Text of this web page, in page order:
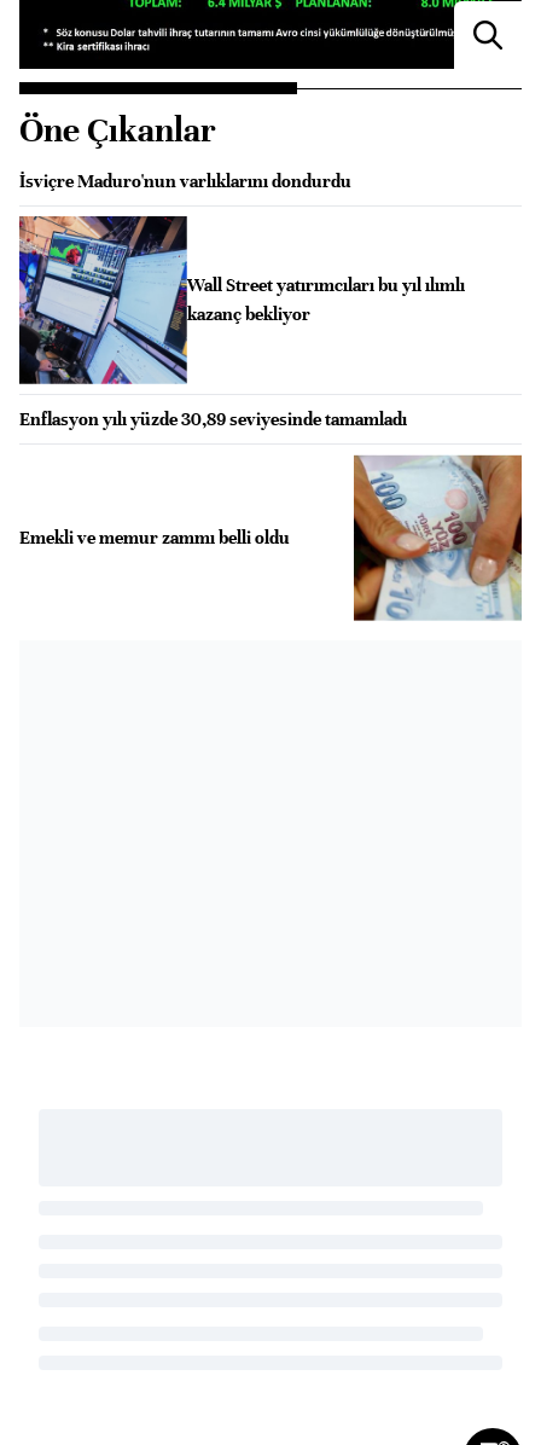
Öne Çıkanlar
İsviçre Maduro'nun varlıklarını dondurdu
Wall Street yatırımcıları bu yıl ılımlı
kazanç bekliyor
Enflasyon yılı yüzde 30,89 seviyesinde tamamladı
Emekli ve memur zammı belli oldu